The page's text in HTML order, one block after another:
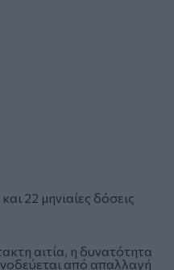
22 μηνιαίες δόσεις
αιτία, η δυνατότητα
από απαλλαγή